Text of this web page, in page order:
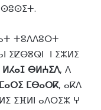
ⵜⵓⴷⴷⵓⵔⵜ
ⵉⵇⴱⵓⵕⵏ ⵏ ⵉⵣⵍⵉ
ⵍⵃⴰⵊⴱⵍⵄⵉⴷ, ⴷ
ⵎⴱⴰⵔⴽ, ⴰⴽⴷ
ⵉⴼⵍⵏ ⴰⴷⵔⵉⵣ ⵖ